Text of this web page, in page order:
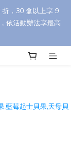
折，30 盒以上享 9
依活動辦法享最高
折，30 盒以上享 9
依活動辦法享最高
安排出貨，請您提
，30 盒以上享 9
prev